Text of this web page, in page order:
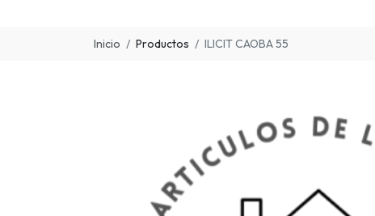
Inicio Productos ILICIT CAOBA 55